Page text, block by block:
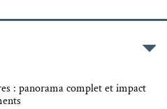
: panorama complet et impact